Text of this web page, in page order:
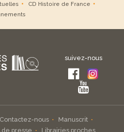
CD Histoire de France
suivez-nous
Contactez-nous
Manuscrit
de presse Librairies proches